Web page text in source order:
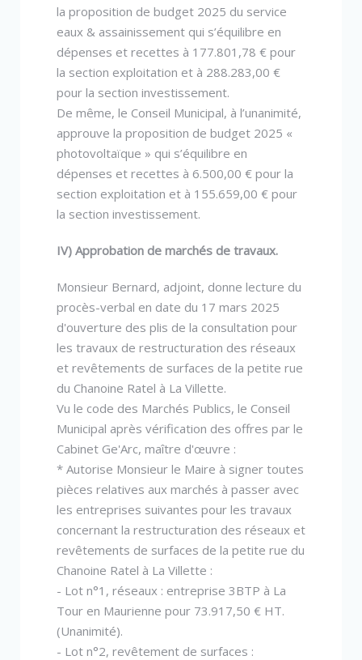
la proposition de budget 2025 du service
eaux & assainissement qui s’équilibre en
dépenses et recettes à 177.801,78 € pour
la section exploitation et à 288.283,00 €
pour la section investissement.
De même, le Conseil Municipal, à l’unanimité,
approuve la proposition de budget 2025 «
photovoltaïque » qui s’équilibre en
dépenses et recettes à 6.500,00 € pour la
section exploitation et à 155.659,00 € pour
la section investissement.
IV) Approbation de marchés de travaux.
Monsieur Bernard, adjoint, donne lecture du
procès-verbal en date du 17 mars 2025
d'ouverture des plis de la consultation pour
les travaux de restructuration des réseaux
et revêtements de surfaces de la petite rue
du Chanoine Ratel à La Villette.
Vu le code des Marchés Publics, le Conseil
Municipal après vérification des offres par le
Cabinet Ge'Arc, maître d'œuvre :
* Autorise Monsieur le Maire à signer toutes
pièces relatives aux marchés à passer avec
les entreprises suivantes pour les travaux
concernant la restructuration des réseaux et
revêtements de surfaces de la petite rue du
Chanoine Ratel à La Villette :
- Lot n°1, réseaux : entreprise 3BTP à La
Tour en Maurienne pour 73.917,50 € HT.
(Unanimité).
- Lot n°2, revêtement de surfaces :